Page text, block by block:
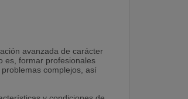
avanzada de carácter
es, formar profesionales
complejos, así